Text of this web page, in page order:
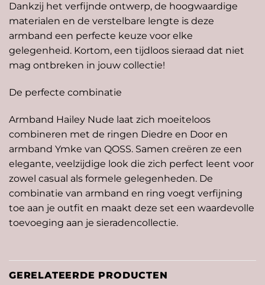
Dankzij het verfijnde ontwerp, de hoogwaardige
materialen en de verstelbare lengte is deze
armband een perfecte keuze voor elke
gelegenheid. Kortom, een tijdloos sieraad dat niet
mag ontbreken in jouw collectie!
De perfecte combinatie
Armband Hailey Nude laat zich moeiteloos
combineren met de ringen Diedre en Door en
armband Ymke van QOSS. Samen creëren ze een
elegante, veelzijdige look die zich perfect leent voor
zowel casual als formele gelegenheden. De
combinatie van armband en ring voegt verfijning
toe aan je outfit en maakt deze set een waardevolle
toevoeging aan je sieradencollectie.
GERELATEERDE PRODUCTEN